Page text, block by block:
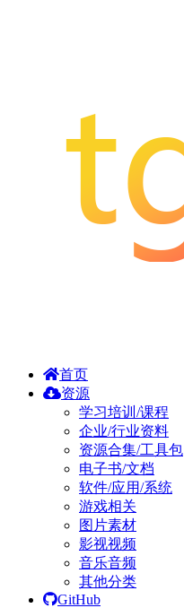
首页
资源
学习培训/课程
企业/行业资料
资源合集/工具包
电子书/文档
软件/应用/系统
游戏相关
图片素材
影视视频
音乐音频
其他分类
GitHub